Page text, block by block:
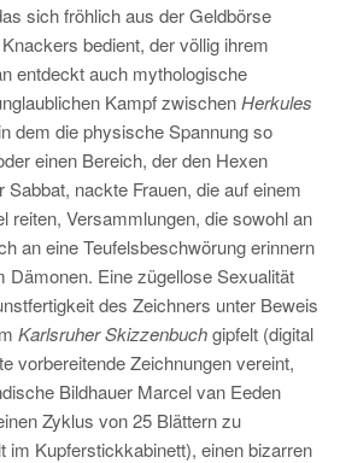
sich fröhlich aus der Geldbörse
bedient, der völlig ihrem
entdeckt auch mythologische
Kampf zwischenHerkules
dem die physische Spannung so
einen Bereich, der den Hexen
nackte Frauen, die auf einem
reiten, Versammlungen, die sowohl an
an eine Teufelsbeschwörung erinnern
Dämonen. Eine zügellose Sexualität
des Zeichners unter Beweis
Karlsruher Skizzenbuchgipfelt (digital
vorbereitende Zeichnungen vereint,
Bildhauer Marcel van Eeden
Zyklus von 25 Blättern zu
im Kupferstickkabinett), einen bizarren